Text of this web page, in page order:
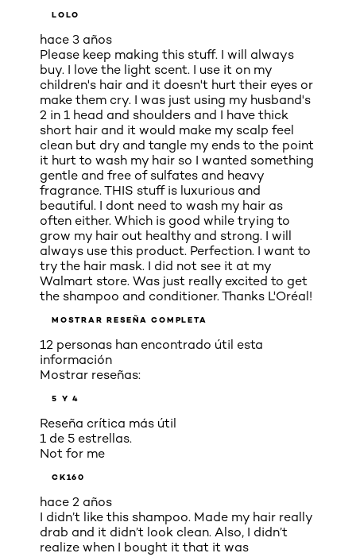
LOLO
hace 3 años
Please keep making this stuff. I will always
buy. I love the light scent. I use it on my
children's hair and it doesn't hurt their eyes or
make them cry. I was just using my husband's
2 in 1 head and shoulders and I have thick
short hair and it would make my scalp feel
clean but dry and tangle my ends to the point
it hurt to wash my hair so I wanted something
gentle and free of sulfates and heavy
fragrance. THIS stuff is luxurious and
beautiful. I dont need to wash my hair as
often either. Which is good while trying to
grow my hair out healthy and strong. I will
always use this product. Perfection. I want to
try the hair mask. I did not see it at my
Walmart store. Was just really excited to get
the shampoo and conditioner. Thanks L'Oréal!
MOSTRAR RESEÑA COMPLETA
12 personas han encontrado útil esta
información
Mostrar reseñas:
5 Y 4
Reseña crítica más útil
1 de 5 estrellas.
Not for me
CK160
hace 2 años
I didn’t like this shampoo. Made my hair really
drab and it didn’t look clean. Also, I didn’t
realize when I bought it that it was